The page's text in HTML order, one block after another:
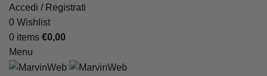
Accedi / Registrati
0 Wishlist
0 items €0,00
Menu